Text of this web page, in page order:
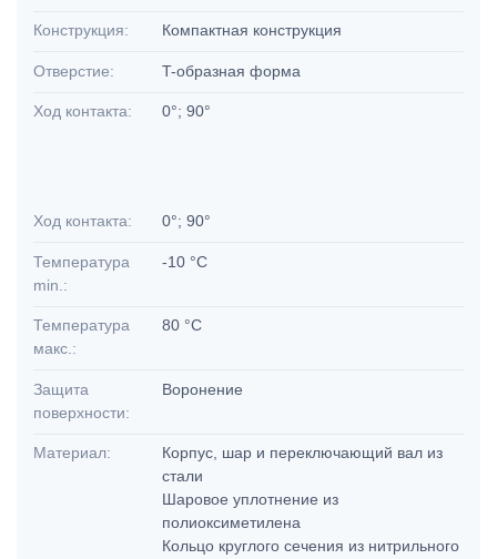
Конструкция: Компактная конструкция
Отверстие: T-образная форма
Ход контакта: 0°; 90°
Ход контакта: 0°; 90°
Температура
min.:
-10 °C
Температура
макс.:
80 °C
Защита
поверхности:
Воронение
Материал:
Корпус, шар и переключающий вал из
стали
Шаровое уплотнение из
полиоксиметилена
Кольцо круглого сечения из нитрильного